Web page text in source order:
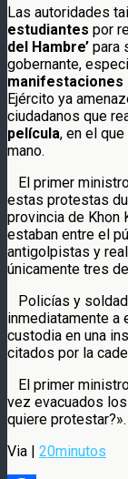
Las autoridades
estudiantes por
del Hambre’ para
gobernante,
manifestaciones
Ejército ya
ciudadanos que
película, en el
mano.
El primer
estas protestas
provincia de Khon
estaban entre el
antigolpistas y
únicamente tres
Policías y
inmediatamente a
custodia en una
citados por la
El primer
vez evacuados
quiere protestar?».
Via | 20minutos